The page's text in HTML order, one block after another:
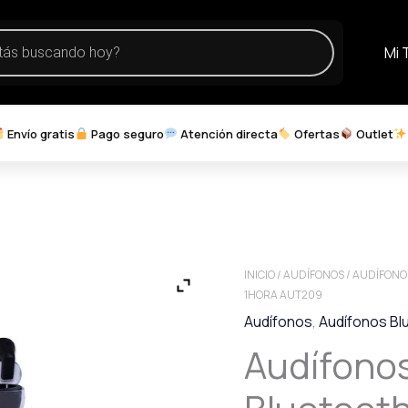
Mi
Envío gratis Pago seguro Atención directa Ofertas Outlet
INICIO/AUDÍFONOS/
1HORA AUT209
Audífonos,Audífonos